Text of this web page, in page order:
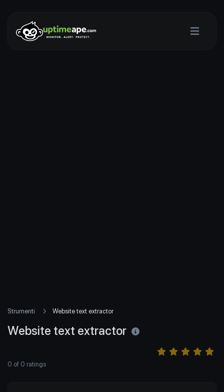
Strumenti Website text extractor
Website text extractor
0 of 0 ratings